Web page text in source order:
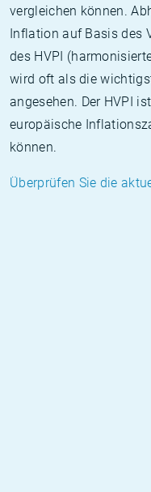
vergleichen können.
Inflation auf Basis des
des HVPI
wird oft als die
angesehen. Der HVPI
europäische
können.
Überprüfen Sie die